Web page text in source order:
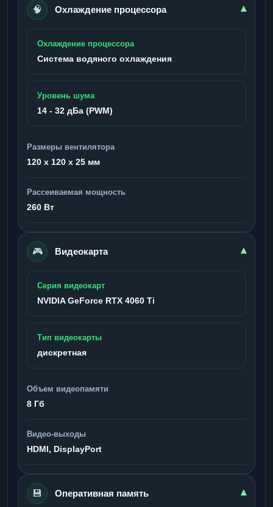
🧠 Охлаждение процессора ▾
Охлаждение процессора
Система водяного охлаждения
Уровень шума
14 - 32 дБа (PWM)
Размеры вентилятора
120 x 120 x 25 мм
Рассеиваемая мощность
260 Вт
🎮 Видеокарта ▾
Серия видеокарт
NVIDIA GeForce RTX 4060 Ti
Тип видеокарты
дискретная
Объем видеопамяти
8 Гб
Видео-выходы
HDMI, DisplayPort
💾 Оперативная память ▾